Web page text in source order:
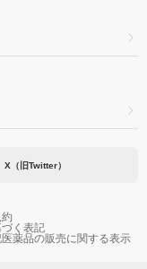
X（旧Twitter）
く表記
医薬品の販売に関する表示